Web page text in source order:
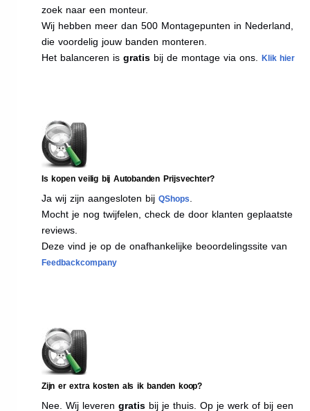
zoek naar een monteur.
Wij hebben meer dan 500 Montagepunten in Nederland,
die voordelig jouw banden monteren.
Het balanceren is gratis bij de montage via ons. Klik hier
Is kopen veilig bij Autobanden Prijsvechter?
Ja wij zijn aangesloten bij QShops
Mocht je nog twijfelen, check de door klanten geplaatste
reviews.
Deze vind je op de onafhankelijke beoordelingssite van
Feedbackcompany
Zijn er extra kosten als ik banden koop?
Nee. Wij leveren gratis bij je thuis. Op je werk of bij een